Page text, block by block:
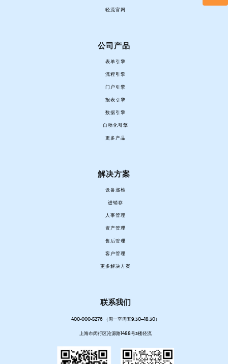
轻流官网
公司产品
表单引擎
流程引擎
门户引擎
报表引擎
数据引擎
自动化引擎
更多产品
解决方案
设备巡检
进销存
人事管理
资产管理
售后管理
客户管理
更多解决方案
联系我们
400-000-5276 （周一至周五9:30—18:30）
上海市闵行区沧源路1488号3楼轻流